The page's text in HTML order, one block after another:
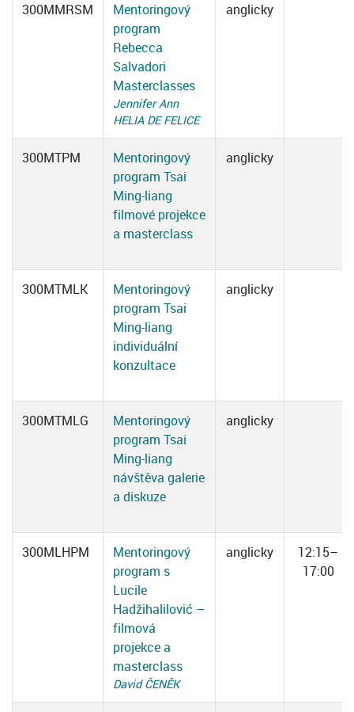
300MMRSM
Mentoringový
program
Rebecca
Salvadori
Masterclasses
Jennifer Ann
HELIA DE FELICE
anglicky
300MTPM
Mentoringový
program Tsai
Ming-liang
filmové projekce
a masterclass
anglicky
300MTMLK
Mentoringový
program Tsai
Ming-liang
individuální
konzultace
anglicky
300MTMLG
Mentoringový
program Tsai
Ming-liang
návštěva galerie
a diskuze
anglicky
300MLHPM
Mentoringový
program s
Lucile
Hadžihalilović –
filmová
projekce a
masterclass
David ČENĚK
anglicky
12:15–
17:00